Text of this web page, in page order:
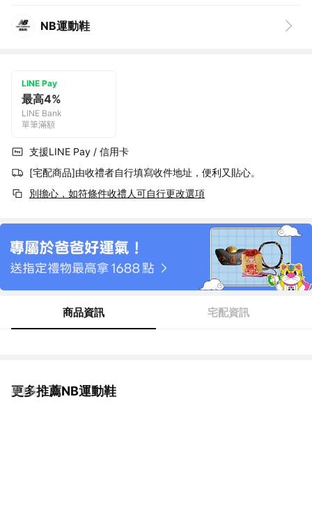
NB運動鞋
LINE Pay
最高4%
LINE Bank
單筆滿額
支援LINE Pay / 信用卡
[宅配商品]由收禮者自行填寫收件地址，便利又貼心。
別擔心，如符條件收禮人可自行更改選項
商品資訊 宅配資訊
更多推薦NB運動鞋
看更多